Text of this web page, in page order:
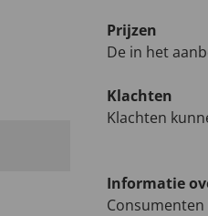
Prijzen
De in het
Klachten
Klachten
Informatie